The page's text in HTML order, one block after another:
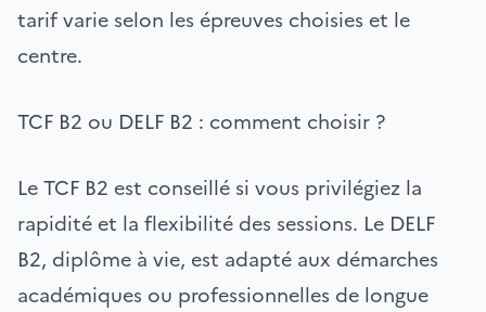
tarif varie selon les épreuves choisies et le
centre.
TCF B2 ou DELF B2 : comment choisir ?
Le TCF B2 est conseillé si vous privilégiez la
rapidité et la flexibilité des sessions. Le DELF
B2, diplôme à vie, est adapté aux démarches
académiques ou professionnelles de longue